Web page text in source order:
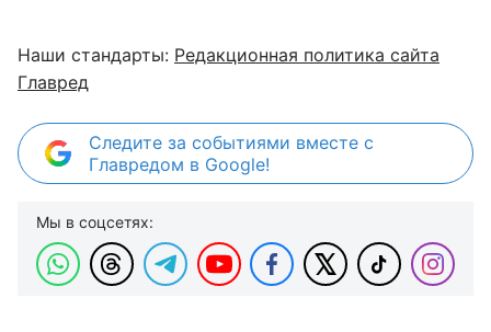
Наши стандарты: Редакционная политика сайта
Главред
Следите за событиями вместе с
Главредом в Google!
Мы в соцсетях: